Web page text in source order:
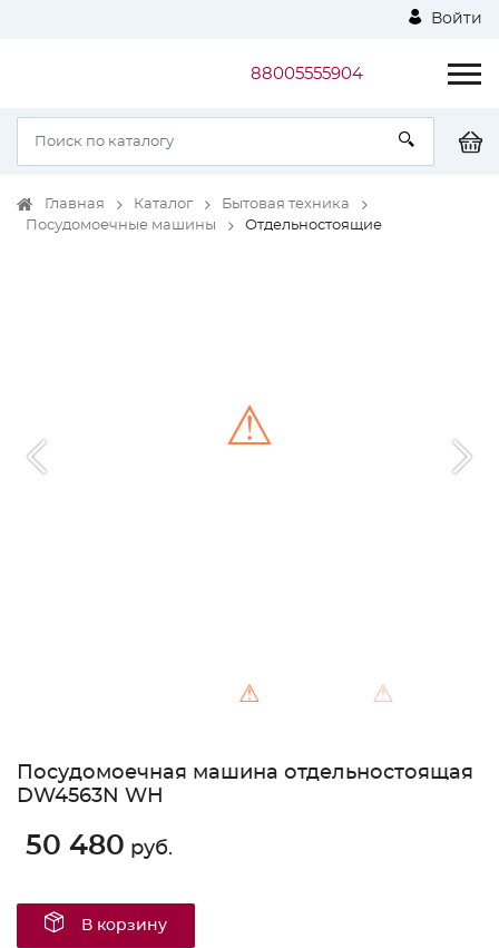
Войти
88005555904
Главная Каталог
Бытовая техника
Посудомоечные машины
Отдельностоящие
⚠ ⚠
⚠
Посудомоечная машина отдельностоящая
DW4563N WH
50 480 руб.
В корзину